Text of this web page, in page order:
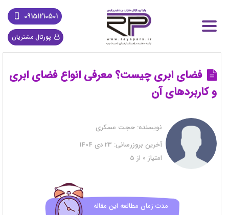
09151210501
پورتال مشتریان
فضای ابری چیست؟ معرفی انواع فضای ابری
و کاربردهای آن
نویسنده: حجت عسکری
آخرین بروزرسانی:
امتیاز 0 از 5
مدت زمان مطالعه این مقاله